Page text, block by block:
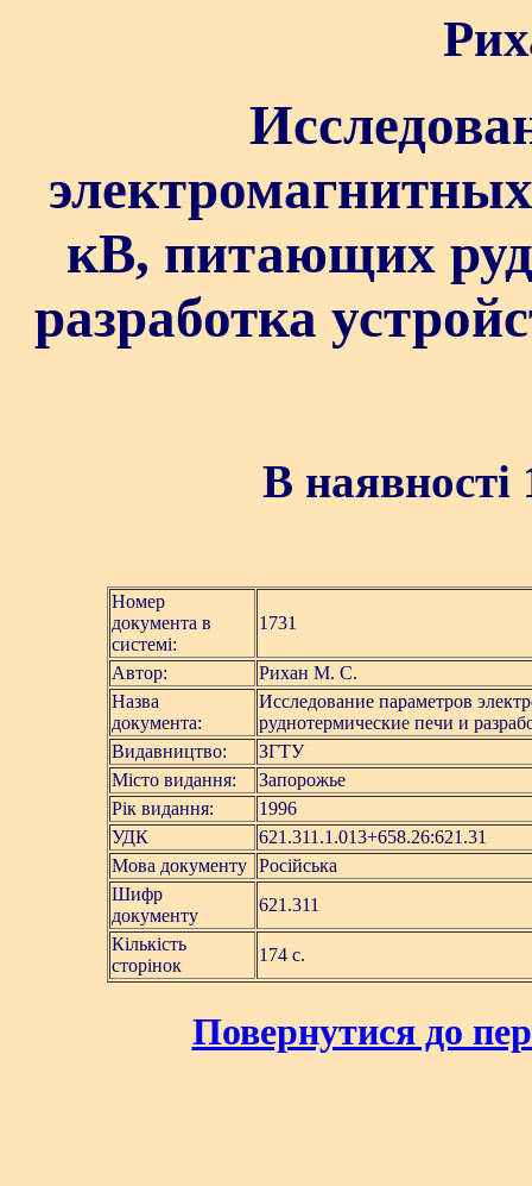
кВ, питающих
разработка
В наявності
Номер
документа в
системі:
1731
Автор:
Рихан М. С.
Назва
документа:
Исследование параметров
руднотермические печи и
Видавництво:
ЗГТУ
Місто видання:
Запорожье
Рік видання:
1996
УДК
621.311.1.013+658.26:621.31
Мова документу Російська
Шифр
документу
621.311
Кількість
сторінок
174 с.
Повернутися до